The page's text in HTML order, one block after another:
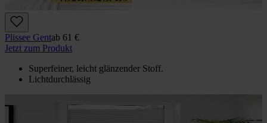
Plissee Gentab 61 €
Jetzt zum Produkt
Superfeiner, leicht glänzender Stoff.
Lichtdurchlässig